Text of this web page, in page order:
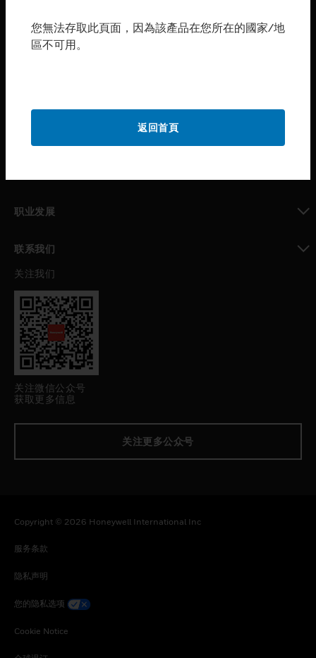
行业
toggle view
职业发展
联系我们
toggle view
关注我们
关注微信公众号
获取更多信息
关注更多公众号
Copyright © 2026 Honeywell International Inc
服务条款
隐私声明
您的隐私选项
Cookie Notice
您無法存取此頁面，因為該產品在您所在的國家/地
區不可用。
返回首頁